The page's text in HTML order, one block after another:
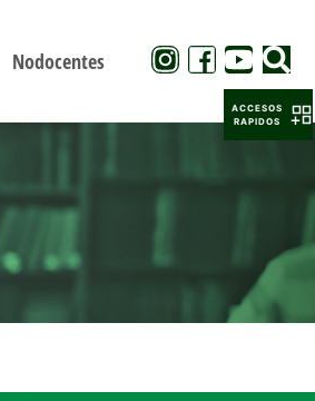
Nodocentes
ACCESOS
RAPIDOS